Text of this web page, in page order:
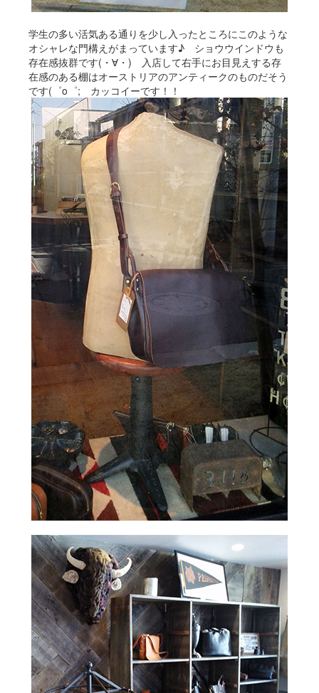
学生の多い活気ある通りを少し入ったところにこのような
オシャレな門構えがまっています♪ ショウウインドウも
存在感抜群です(・∀・) 入店して右手にお目見えする存
在感のある棚はオーストリアのアンティークのものだそう
です(゜o゜; カッコイーです！！